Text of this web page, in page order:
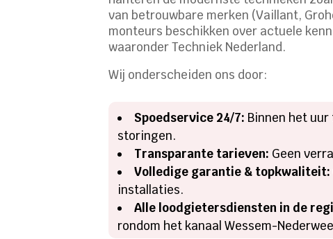
van betrouwbare merken (Vaillant,
monteurs beschikken over actuele
waaronder Techniek Nederland.
Wij onderscheiden ons door:
Spoedservice 24/7: Binnen het
storingen.
Transparante tarieven: Geen
Volledige garantie & topkwaliteit:
installaties.
Alle loodgietersdiensten in de
rondom het kanaal Wessem-